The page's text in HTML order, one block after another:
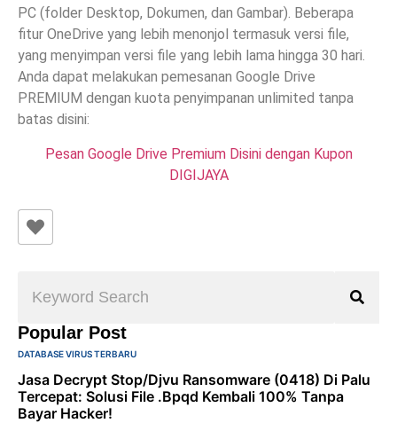
PC (folder Desktop, Dokumen, dan Gambar). Beberapa
fitur OneDrive yang lebih menonjol termasuk versi file,
yang menyimpan versi file yang lebih lama hingga 30 hari.
Anda dapat melakukan pemesanan Google Drive
PREMIUM dengan kuota penyimpanan unlimited tanpa
batas disini:
Pesan Google Drive Premium Disini dengan Kupon
DIGIJAYA
Popular Post
DATABASE VIRUS TERBARU
Jasa Decrypt Stop/Djvu Ransomware (0418) Di Palu
Tercepat: Solusi File .bpqd Kembali 100% Tanpa
Bayar Hacker!